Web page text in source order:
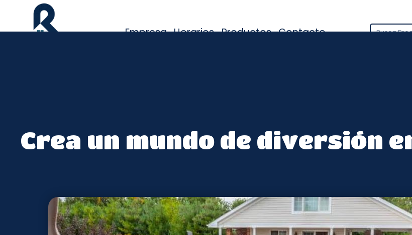
Empresa Horarios Productos Contacto
Crea un mundo de diversión